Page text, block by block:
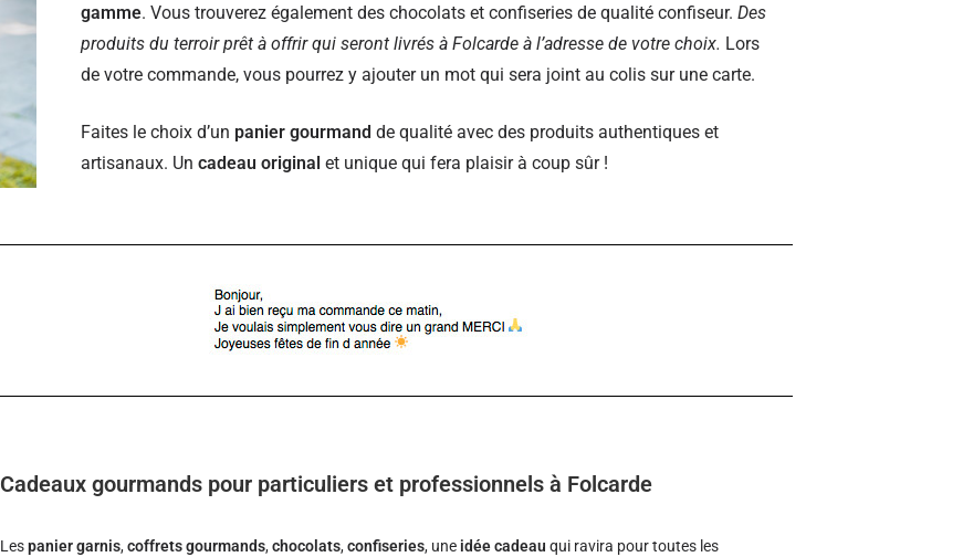
gamme. Vous trouverez également des chocolats et confiseries de qualité confiseur. Des
produits du terroir prêt à offrir qui seront livrés à Folcarde à l’adresse de votre choix. Lors
de votre commande, vous pourrez y ajouter un mot qui sera joint au colis sur une carte.
Faites le choix d’un panier gourmand de qualité avec des produits authentiques et
artisanaux. Un cadeau original et unique qui fera plaisir à coup sûr !
Cadeaux gourmands pour particuliers et professionnels à Folcarde
Lespanier garnis,coffrets gourmands,chocolats,confiseries, une idée cadeau qui ravira pour toutes les